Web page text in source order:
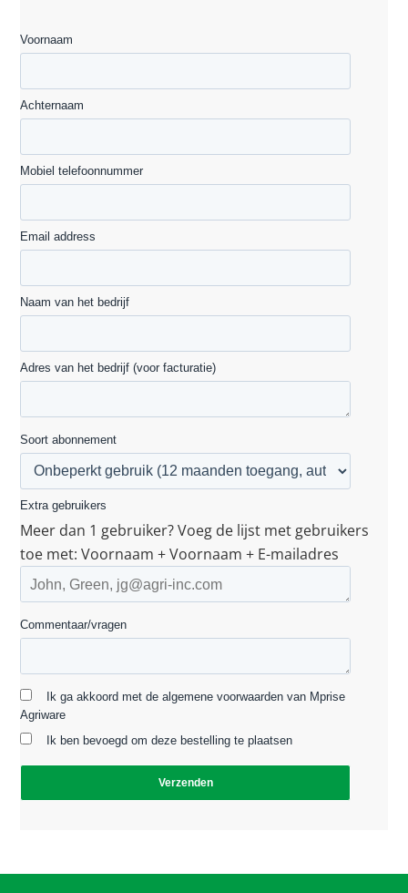
Voornaam
Achternaam
Mobiel telefoonnummer
Email address
Naam van het bedrijf
Adres van het bedrijf (voor facturatie)
Soort abonnement
Extra gebruikers
Meer dan 1 gebruiker? Voeg de lijst met gebruikers
toe met: Voornaam + Voornaam + E-mailadres
Commentaar/vragen
Ik ga akkoord met de algemene voorwaarden van Mprise
Agriware
Ik ben bevoegd om deze bestelling te plaatsen
Verzenden